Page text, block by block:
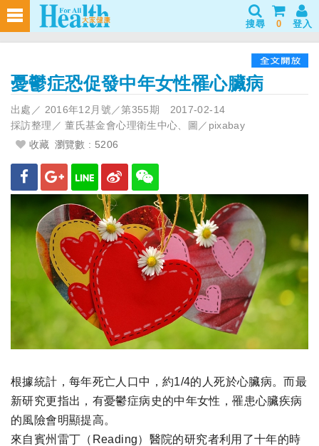
搜尋 0 登入
憂鬱症恐促發中年女性罹心臟病
出處／ 2016年12月號／第355期 2017-02-14
採訪整理／ 董氏基金會心理衛生中心、圖／pixabay
收藏 瀏覽數 : 5206
根據統計，每年死亡人口中，約1/4的人死於心臟病。而最
新研究更指出，有憂鬱症病史的中年女性，罹患心臟疾病
的風險會明顯提高。
來自賓州雷丁（Reading）醫院的研究者利用了十年的時